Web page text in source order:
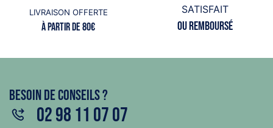
LIVRAISON OFFERTE
à partir de 80€
SATISFAIT
ou remboursé
Besoin de conseils ?
02 98 11 07 07